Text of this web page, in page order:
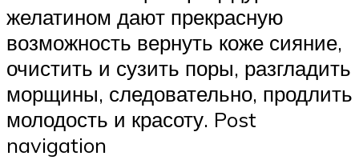
желатином дают прекрасную
возможность вернуть коже сияние,
очистить и сузить поры, разгладить
морщины, следовательно, продлить
молодость и красоту. Post
navigation